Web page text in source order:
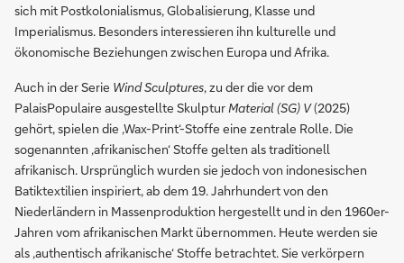
sich mit Postkolonialismus, Globalisierung, Klasse und
Imperialismus. Besonders interessieren ihn kulturelle und
ökonomische Beziehungen zwischen Europa und Afrika.
Auch in der Serie Wind Sculptures, zu der die vor dem
PalaisPopulaire ausgestellte Skulptur Material (SG) V(2025)
gehört, spielen die ‚Wax-Print‘-Stoffe eine zentrale Rolle. Die
sogenannten ‚afrikanischen‘ Stoffe gelten als traditionell
afrikanisch. Ursprünglich wurden sie jedoch von indonesischen
Batiktextilien inspiriert, ab dem 19. Jahrhundert von den
Niederländern in Massenproduktion hergestellt und in den 1960er-
Jahren vom afrikanischen Markt übernommen. Heute werden sie
als ‚authentisch afrikanische‘ Stoffe betrachtet. Sie verkörpern